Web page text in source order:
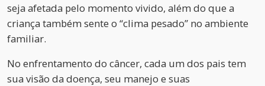
seja afetada pelo momento vivido, além do que a
criança também sente o “clima pesado” no ambiente
familiar.
No enfrentamento do câncer, cada um dos pais tem
sua visão da doença, seu manejo e suas